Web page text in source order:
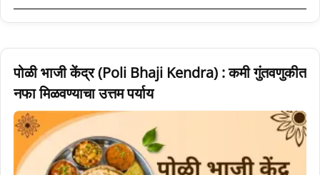
पोळी भाजी केंद्र (Poli Bhaji Kendra) : कमी गुंतवणुकीत
नफा मिळवण्याचा उत्तम पर्याय
पोळी
भाजी
केंद्र
(Poli
Bhaji
Kendra)